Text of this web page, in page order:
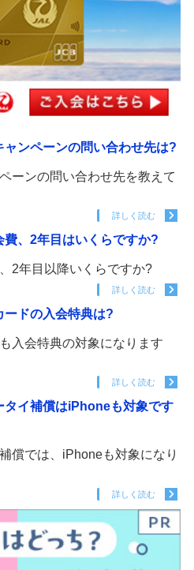
ンペーンの問い合わせ先は?
ーンの問い合わせ先を教えて
詳しく読む
、2年目はいくらですか?
2年目以降いくらですか?
詳しく読む
ドの入会特典は?
入会特典の対象になります
詳しく読む
タイ補償はiPhoneも対象です
償では、iPhoneも対象になり
詳しく読む